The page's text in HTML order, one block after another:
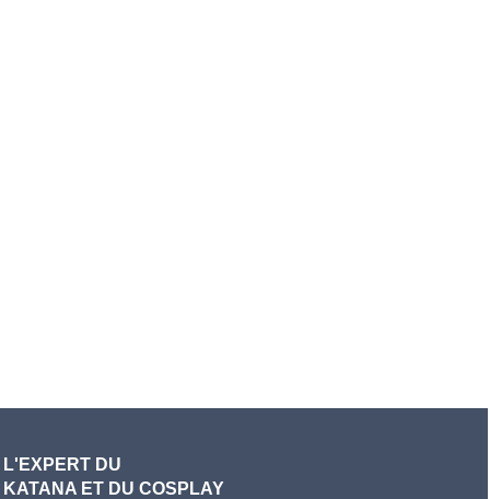
L'EXPERT DU
KATANA ET DU COSPLAY